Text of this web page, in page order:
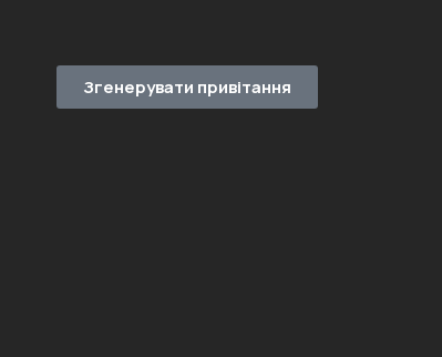
Згенерувати привітання